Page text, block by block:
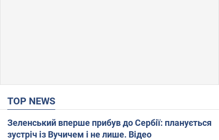
TOP NEWS
Зеленський вперше прибув до Сербії: планується
зустріч із Вучичем і не лише. Відео